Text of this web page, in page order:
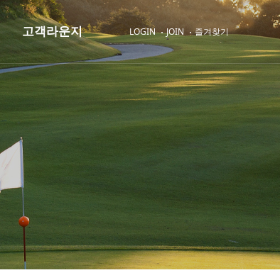
고객라운지 LOGIN JOIN 즐겨찾기
커뮤니티
공지사항
명예의 전당
분실물센터
클럽자료실
클럽갤러리
고객라운지
스코어관리
고객의 소리